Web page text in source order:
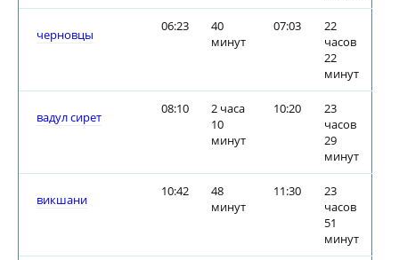
черновцы
06:23
40
минут
07:03
22
часов
22
минут
вадул сирет
08:10
2 часа
10
минут
10:20
23
часов
29
минут
викшани
10:42
48
минут
11:30
23
часов
51
минут